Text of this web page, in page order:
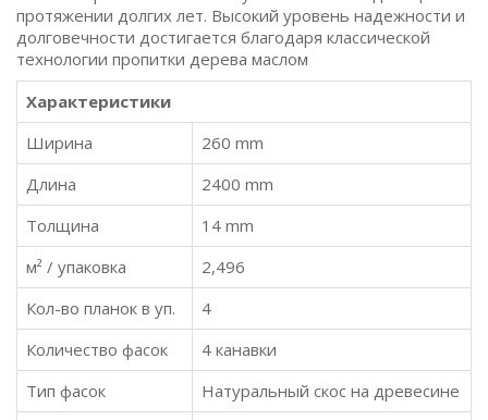
протяжении долгих лет. Высокий уровень надежности и
долговечности достигается благодаря классической
технологии пропитки дерева маслом
Характеристики
Ширина
260 mm
Длина
2400 mm
Толщина
14 mm
м² / упаковка
2,496
Кол-во планок в уп.
4
Количество фасок
4 канавки
Тип фасок
Натуральный скос на древесине